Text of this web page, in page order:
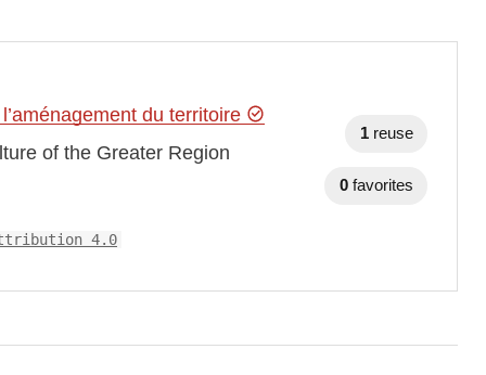
du territoire
of the Greater Region
4.0
1 reuse
0 favorites